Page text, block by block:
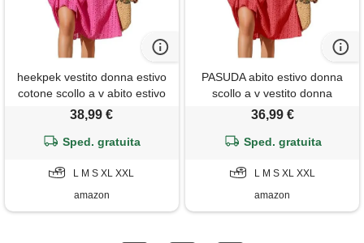
heekpek vestito donna estivo
cotone scollo a v abito estivo
donna lungo abito senza
maniche con volant vita alta
elegante vestiti con tasche,
38,99 €
Sped. gratuita
L M S XL XXL
amazon
PASUDA abito estivo donna
scollo a v vestito donna
cotone senza maniche con
volant elegante vestiti estivi
corti jacquard leggero abiti
tasche casual moda (rosso,
xxl)
36,99 €
Sped. gratuita
L M S XL XXL
amazon